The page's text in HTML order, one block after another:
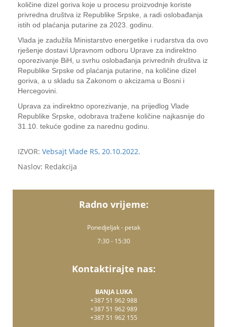
količine dizel goriva koje u procesu proizvodnje koriste
privredna društva iz Republike Srpske, a radi oslobađanja
istih od plaćanja putarine za 2023. godinu.
Vlada je zadužila Ministarstvo energetike i rudarstva da ovo
rješenje dostavi Upravnom odboru Uprave za indirektno
oporezivanje BiH, u svrhu oslobađanja privrednih društva iz
Republike Srpske od plaćanja putarine, na količine dizel
goriva, a u skladu sa Zakonom o akcizama u Bosni i
Hercegovini.
Uprava za indirektno oporezivanje, na prijedlog Vlade
Republike Srpske, odobrava tražene količine najkasnije do
31.10. tekuće godine za narednu godinu.
IZVOR: Vebsajt Vlade RS, 20.10.2022.
Naslov: Redakcija
Radno vrijeme:
Ponedjeljak - petak
7:30 - 15:30
Kontaktirajte nas:
BANJA LUKA
+387 51 962 988
+387 51 962 989
+387 51 962 155